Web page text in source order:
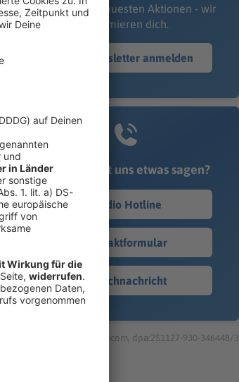
oder unsere neuesten Aktionen - wir
informieren dich.
Zum Newsletter anmelden
Du möchtest uns etwas sagen?
Studio Hotline
Kontaktformular
Sprachnachricht
© dpa-infocom, dpa:251127-930-346448/3